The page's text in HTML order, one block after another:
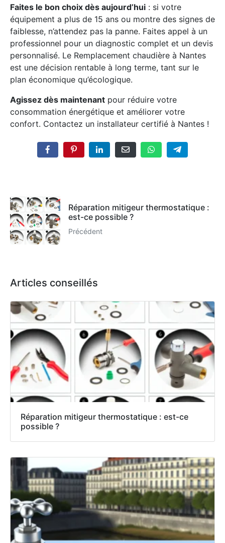
Faites le bon choix dès aujourd’hui : si votre
équipement a plus de 15 ans ou montre des signes de
faiblesse, n’attendez pas la panne. Faites appel à un
professionnel pour un diagnostic complet et un devis
personnalisé. Le Remplacement chaudière à Nantes
est une décision rentable à long terme, tant sur le
plan économique qu’écologique.
Agissez dès maintenant pour réduire votre
consommation énergétique et améliorer votre
confort. Contactez un installateur certifié à Nantes !
Réparation mitigeur thermostatique :
est-ce possible ?
Précédent
Articles conseillés
Réparation mitigeur thermostatique : est-ce
possible ?